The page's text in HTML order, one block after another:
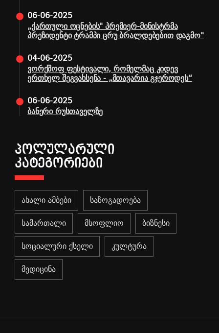
06-06-2025
„ქართული ოცნების" პრემიერ-მინისტრმა
პრეზიდენტი ტრამპი ცრუ ბრალდებებით დაგმო"
04-06-2025
ვორქშოფ ფესტივალი, რომელმაც კიდევ
ერთხელ შეგვახსენა - „მთავარია გჯეროდეს“
06-06-2025
ბანერი რუსთაველზე
ᲞᲝᲚᲣᲚᲐᲠᲣᲚᲘ
ᲙᲐᲢᲔᲒᲝᲠᲘᲔᲑᲘ
ახალი ამბები საზოგადოება
სამართალი მსოფლიო ბიზნესი
სოციალური ქსელი კულტურა
მედიცინა